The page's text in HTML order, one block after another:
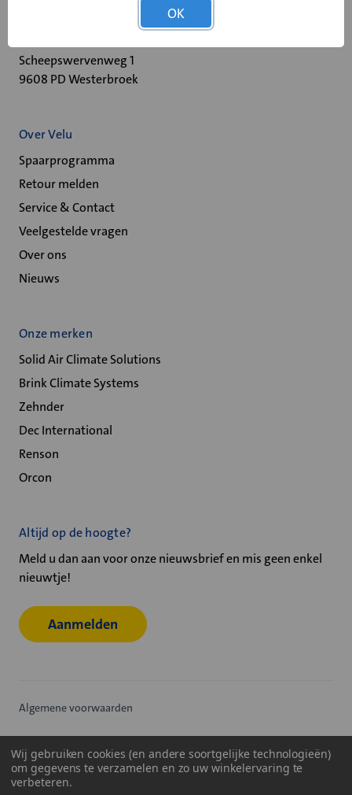
Scheepswervenweg 1
9608 PD Westerbroek
Over Velu
Spaarprogramma
Retour melden
Service & Contact
Veelgestelde vragen
Over ons
Nieuws
Onze merken
Solid Air Climate Solutions
Brink Climate Systems
Zehnder
Dec International
Renson
Orcon
Altijd op de hoogte?
Meld u dan aan voor onze nieuwsbrief en mis geen enkel
nieuwtje!
Aanmelden
Algemene voorwaarden
Cookiebeleid
Wij gebruiken cookies (en andere soortgelijke technologieën)
om gegevens te verzamelen en zo uw winkelervaring te
verbeteren.
OK